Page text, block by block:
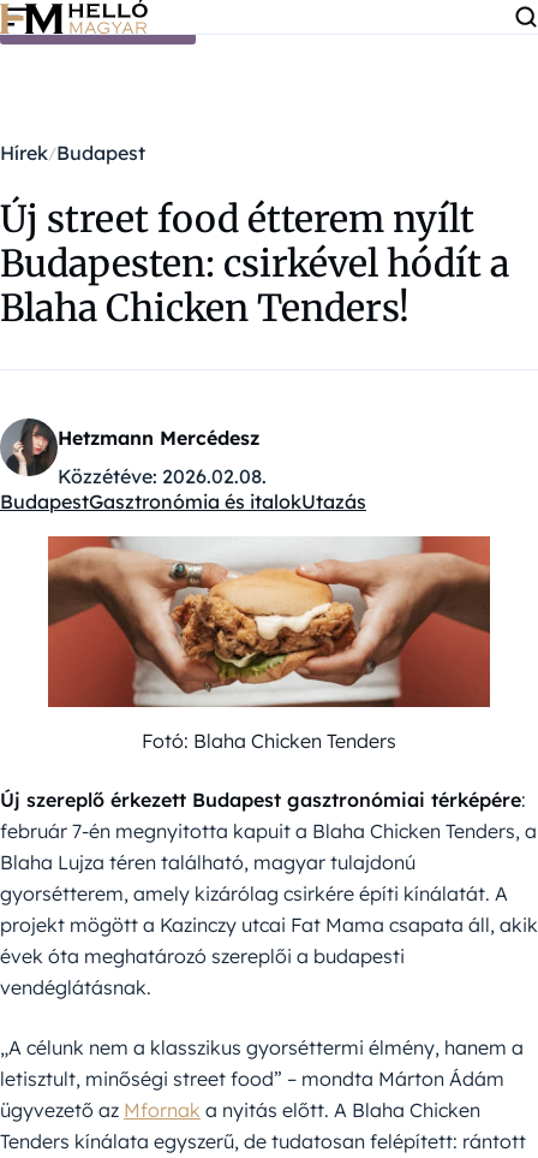
Ugrás a tartalomra
Hírek Budapest
Új street food étterem nyílt
Budapesten: csirkével hódít a
Blaha Chicken Tenders!
Hetzmann Mercédesz
Közzétéve: 2026.02.08.
Kategóriák:
BudapestGasztronómia és italokUtazás
Fotó: Blaha Chicken Tenders
Új szereplő érkezett Budapest gasztronómiai térképére:
február 7-én megnyitotta kapuit a Blaha Chicken Tenders, a
Blaha Lujza téren található, magyar tulajdonú
gyorsétterem, amely kizárólag csirkére építi kínálatát. A
projekt mögött a Kazinczy utcai Fat Mama csapata áll, akik
évek óta meghatározó szereplői a budapesti
vendéglátásnak.
„A célunk nem a klasszikus gyorséttermi élmény, hanem a
letisztult, minőségi street food” – mondta Márton Ádám
ügyvezető az Mfornak a nyitás előtt. A Blaha Chicken
Tenders kínálata egyszerű, de tudatosan felépített: rántott